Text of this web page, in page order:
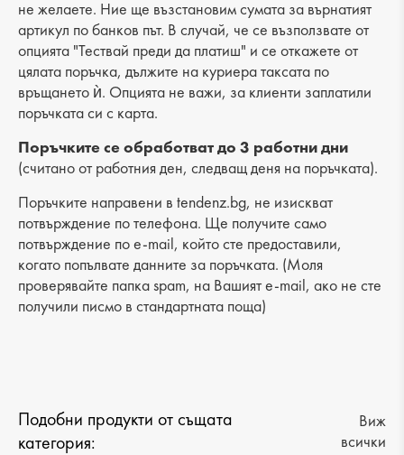
Вид стелка: еко кожа
Височина на тока: 2 cm
Височина подметка: 1 cm
Височина на платформата : -
Разстояние от петата до горната част: 7 cm
Обиколка на прасеца: -
не желаете. Ние ще възстановим сумата за върнатият
артикул по банков път. В случай, че се възползвате от
опцията "Тествай преди да платиш" и се откажете от
цялата поръчка, дължите на куриера таксата по
връщането ѝ. Опцията не важи, за клиенти заплатили
поръчката си с карта.
Поръчките се обработват до 3 работни дни
(считано от работния ден, следващ деня на поръчката).
Поръчките направени в tendenz.bg, не изискват
потвърждение по телефона. Ще получите само
потвърждение по e-mail, който сте предоставили,
когато попълвате данните за поръчката. (Моля
проверявайте папка spam, на Вашият e-mail, ако не сте
получили писмо в стандартната поща)
Подобни продукти от същата
категория:
Виж
всички